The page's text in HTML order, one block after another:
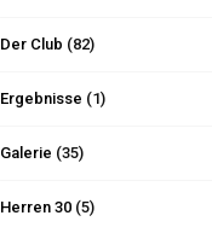
Der Club (82)
Ergebnisse (1)
Galerie (35)
Herren 30 (5)